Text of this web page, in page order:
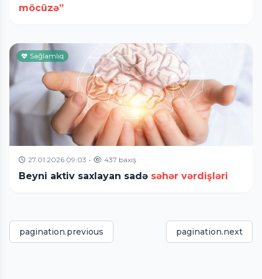
möcüzə”
Sağlamlıq
27.01.2026 09:03 • 437 baxış
Beyni aktiv saxlayan sadə səhər vərdişləri
pagination.previous pagination.next